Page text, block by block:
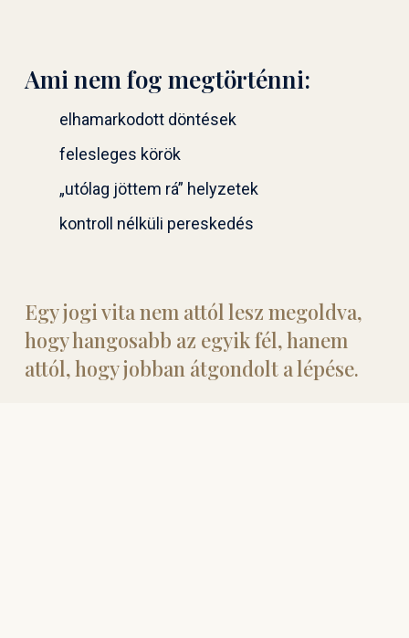
Ami nem fog megtörténni:
elhamarkodott döntések
felesleges körök
„utólag jöttem rá” helyzetek
kontroll nélküli pereskedés
Egy jogi vita nem attól lesz megoldva,
hogy hangosabb az egyik fél, hanem
attól, hogy jobban átgondolt a lépése.